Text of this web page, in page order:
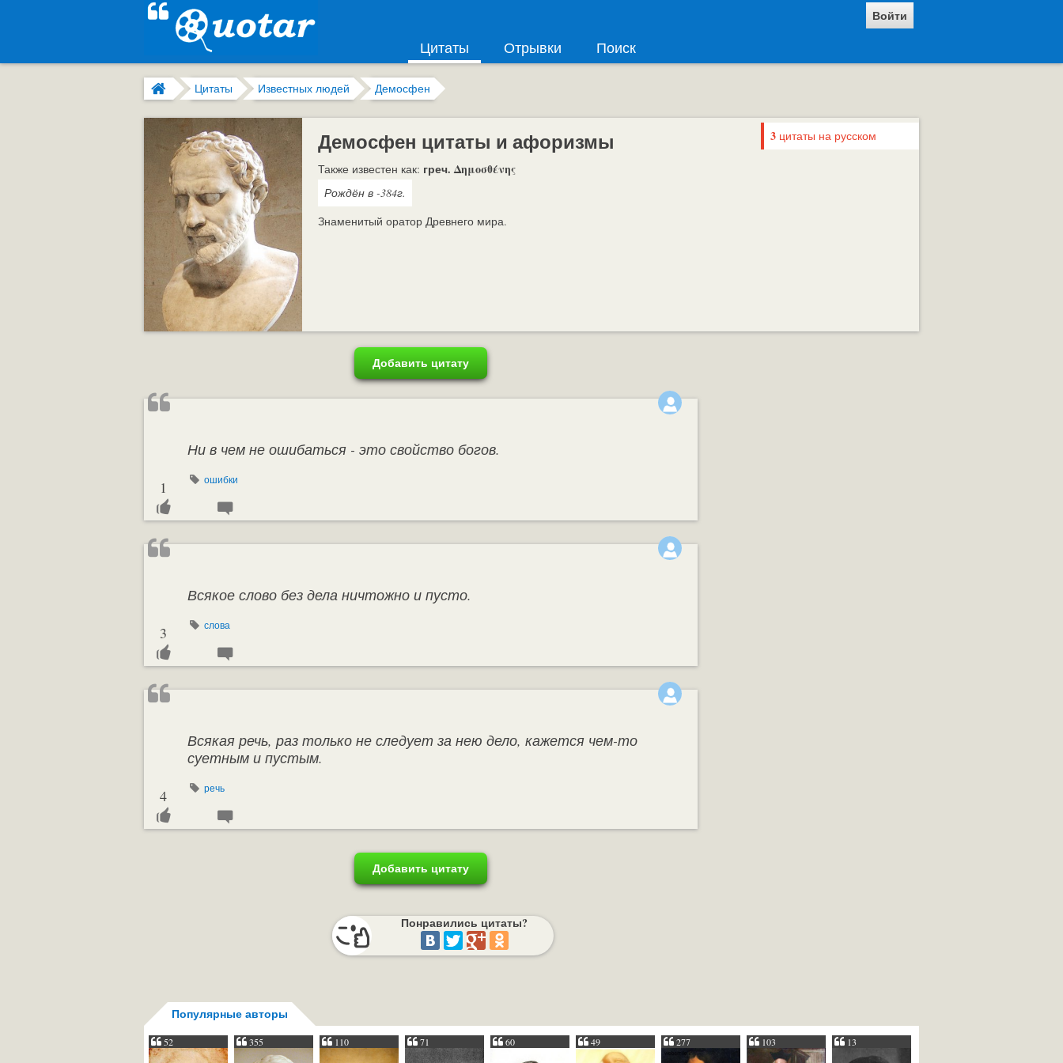
Войти
Цитаты Отрывки Поиск
Цитаты Известных людей Демосфен
Демосфен цитаты и афоризмы
Также известен как: греч. Δημοσθένης
Рождён в -384г.
Знаменитый оратор Древнего мира.
3 цитаты на русском
Добавить цитату
Ни в чем не ошибаться - это свойство богов.
ошибки
1
Всякое слово без дела ничтожно и пусто.
слова
3
Всякая речь, раз только не следует за нею дело, кажется чем-то
суетным и пустым.
речь
4
Добавить цитату
Понравились цитаты?
Популярные авторы
52 355 110 71 60 49 277 103 13